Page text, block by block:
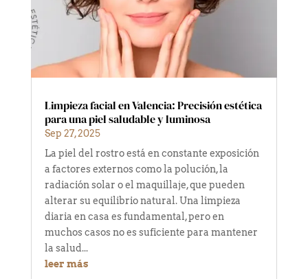
Limpieza facial en Valencia: Precisión estética
para una piel saludable y luminosa
Sep 27, 2025
La piel del rostro está en constante exposición
a factores externos como la polución, la
radiación solar o el maquillaje, que pueden
alterar su equilibrio natural. Una limpieza
diaria en casa es fundamental, pero en
muchos casos no es suficiente para mantener
la salud...
leer más